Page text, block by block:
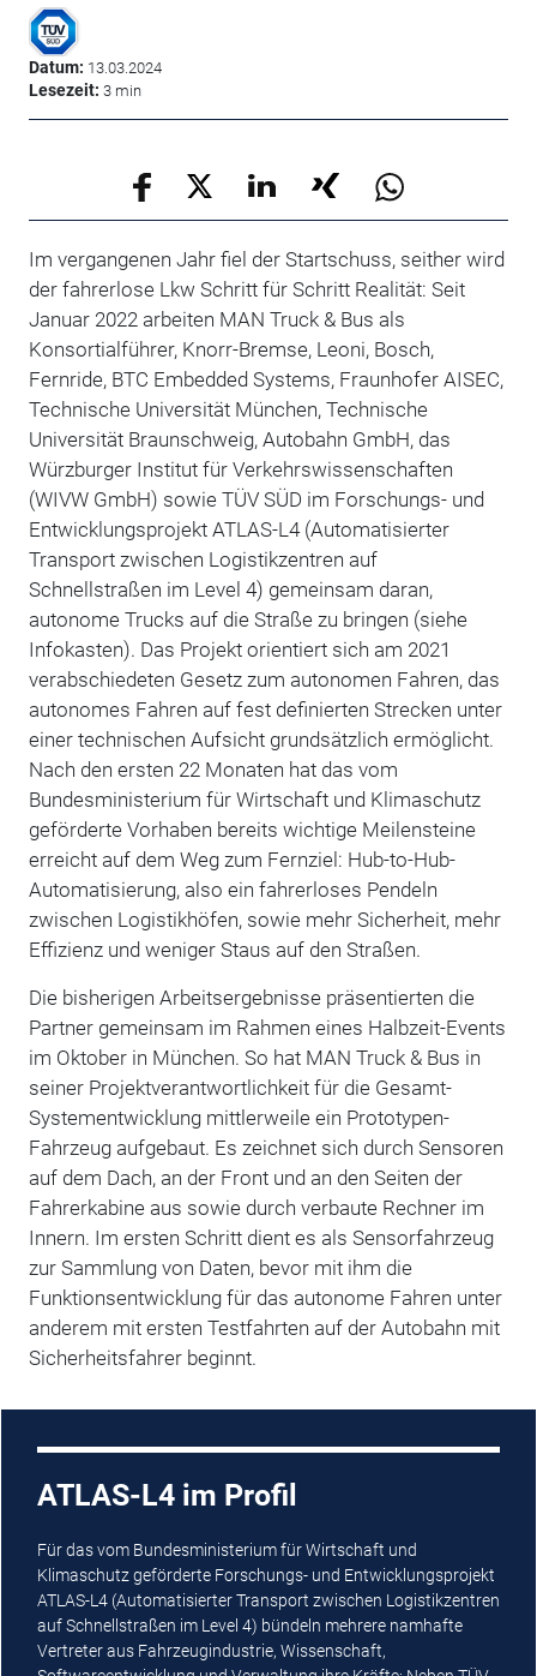
Datum: 13.03.2024
Lesezeit: 3 min
Im vergangenen Jahr fiel der Startschuss, seither wird
der fahrerlose Lkw Schritt für Schritt Realität: Seit
Januar 2022 arbeiten MAN Truck & Bus als
Konsortialführer, Knorr-Bremse, Leoni, Bosch,
Fernride, BTC Embedded Systems, Fraunhofer AISEC,
Technische Universität München, Technische
Universität Braunschweig, Autobahn GmbH, das
Würzburger Institut für Verkehrswissenschaften
(WIVW GmbH) sowie TÜV SÜD im Forschungs- und
Entwicklungsprojekt ATLAS-L4 (Automatisierter
Transport zwischen Logistikzentren auf
Schnellstraßen im Level 4) gemeinsam daran,
autonome Trucks auf die Straße zu bringen (siehe
Infokasten). Das Projekt orientiert sich am 2021
verabschiedeten Gesetz zum autonomen Fahren, das
autonomes Fahren auf fest definierten Strecken unter
einer technischen Aufsicht grundsätzlich ermöglicht.
Nach den ersten 22 Monaten hat das vom
Bundesministerium für Wirtschaft und Klimaschutz
geförderte Vorhaben bereits wichtige Meilensteine
erreicht auf dem Weg zum Fernziel: Hub-to-Hub-
Automatisierung, also ein fahrerloses Pendeln
zwischen Logistikhöfen, sowie mehr Sicherheit, mehr
Effizienz und weniger Staus auf den Straßen.
Die bisherigen Arbeitsergebnisse präsentierten die
Partner gemeinsam im Rahmen eines Halbzeit-Events
im Oktober in München. So hat MAN Truck & Bus in
seiner Projektverantwortlichkeit für die Gesamt-
Systementwicklung mittlerweile ein Prototypen-
Fahrzeug aufgebaut. Es zeichnet sich durch Sensoren
auf dem Dach, an der Front und an den Seiten der
Fahrerkabine aus sowie durch verbaute Rechner im
Innern. Im ersten Schritt dient es als Sensorfahrzeug
zur Sammlung von Daten, bevor mit ihm die
Funktionsentwicklung für das autonome Fahren unter
anderem mit ersten Testfahrten auf der Autobahn mit
Sicherheitsfahrer beginnt.
ATLAS-L4 im Profil
Für das vom Bundesministerium für Wirtschaft und
Klimaschutz geförderte Forschungs- und Entwicklungsprojekt
ATLAS-L4 (Automatisierter Transport zwischen Logistikzentren
auf Schnellstraßen im Level 4) bündeln mehrere namhafte
Vertreter aus Fahrzeugindustrie, Wissenschaft,